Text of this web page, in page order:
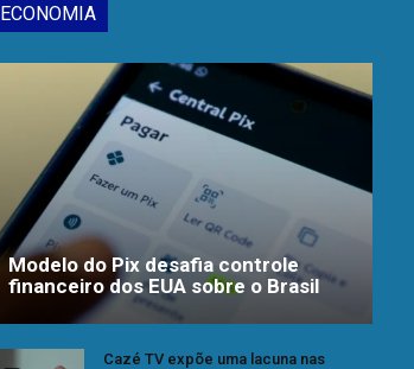
ECONOMIA
Modelo do Pix desafia controle
financeiro dos EUA sobre o Brasil
Cazé TV expõe uma lacuna nas